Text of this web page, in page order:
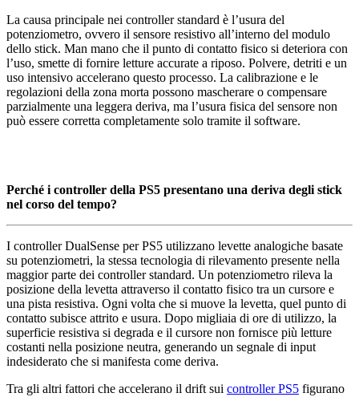
La causa principale nei controller standard è l’usura del
potenziometro, ovvero il sensore resistivo all’interno del modulo
dello stick. Man mano che il punto di contatto fisico si deteriora con
l’uso, smette di fornire letture accurate a riposo. Polvere, detriti e un
uso intensivo accelerano questo processo. La calibrazione e le
regolazioni della zona morta possono mascherare o compensare
parzialmente una leggera deriva, ma l’usura fisica del sensore non
può essere corretta completamente solo tramite il software.
Perché i controller della PS5 presentano una deriva degli stick
nel corso del tempo?
I controller DualSense per PS5 utilizzano levette analogiche basate
su potenziometri, la stessa tecnologia di rilevamento presente nella
maggior parte dei controller standard. Un potenziometro rileva la
posizione della levetta attraverso il contatto fisico tra un cursore e
una pista resistiva. Ogni volta che si muove la levetta, quel punto di
contatto subisce attrito e usura. Dopo migliaia di ore di utilizzo, la
superficie resistiva si degrada e il cursore non fornisce più letture
costanti nella posizione neutra, generando un segnale di input
indesiderato che si manifesta come deriva.
Tra gli altri fattori che accelerano il drift sui controller PS5 figurano